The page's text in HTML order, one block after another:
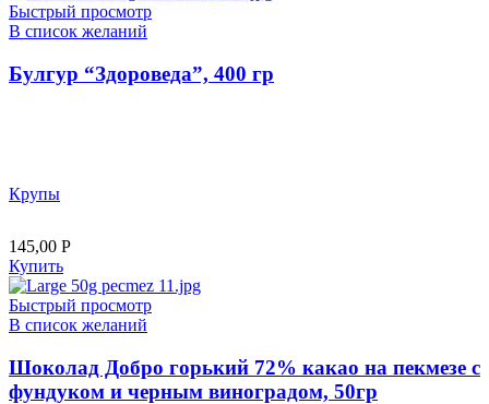
Быстрый просмотр
В список желаний
Булгур “Здороведа”, 400 гр
Крупы
145,00 Р
Купить
Быстрый просмотр
В список желаний
Шоколад Добро горький 72% какао на пекмезе с
фундуком и черным виноградом, 50гр